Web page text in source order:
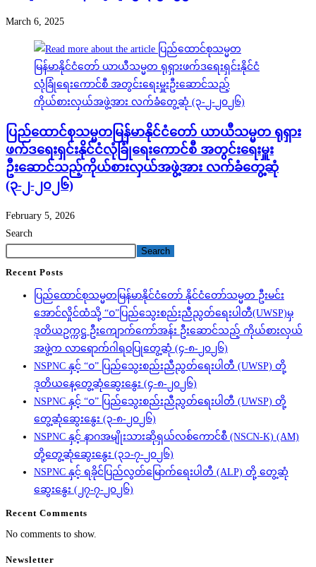
March 6, 2025
ပြည်ထောင်စုသမ္မတမြန်မာနိုင်ငံတော် ယာယီသမ္မတ ရုရှား
ဖက်ဒရေးရှင်းနိုင်ငံလုံခြုံရေးကောင်စီ အတွင်းရေးမှူး
ဦးဆောင်သည့်ကိုယ်စားလှယ်အဖွဲ့အား လက်ခံတွေ့ဆုံ
(၃-၂-၂၀၂၆)
February 5, 2026
Search
Search
Recent Posts
ပြည်ထောင်စုသမ္မတမြန်မာနိုင်ငံတော် နိုင်ငံတော်သမ္မတ ဦးမင်း
အောင်လှိုင်ထံသို့ “ဝ”ပြည်သွေးစည်းညီညွတ်ရေးပါတီ(UWSP)မှ
ဒုတိယဥက္ကဋ္ဌ ဦးကျောက်ကော်အန်း ဦးဆောင်သည့် ကိုယ်စားလှယ်
အဖွဲ့က လာရောက်ဂါရဝပြုတွေ့ဆုံ (၄-၈-၂၀၂၆)
NSPNC နှင့် “ဝ” ပြည်သွေးစည်းညီညွတ်ရေးပါတီ (UWSP) တို့
ဒုတိယနေ့တွေ့ဆုံဆွေးနွေး (၄-၈-၂၀၂၆)
NSPNC နှင့် “ဝ” ပြည်သွေးစည်းညီညွတ်ရေးပါတီ (UWSP) တို့
တွေ့ဆုံဆွေးနွေး (၃-၈-၂၀၂၆)
NSPNC နှင့် နာဂအမျိုးသားဆိုရှယ်လစ်ကောင်စီ (NSCN-K) (AM)
တို့တွေ့ဆုံဆွေးနွေး (၃၁-၇-၂၀၂၆)
NSPNC နှင့် ရခိုင်ပြည်လွတ်မြောက်ရေးပါတီ (ALP) တို့ တွေ့ဆုံ
ဆွေးနွေး (၂၇-၇-၂၀၂၆)
Recent Comments
No comments to show.
Newsletter